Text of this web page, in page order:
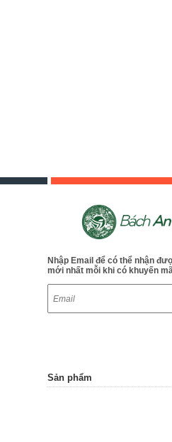
Nhập Email để có thể nhận
mới nhất mỗi khi có khuyến
Sản phẩm